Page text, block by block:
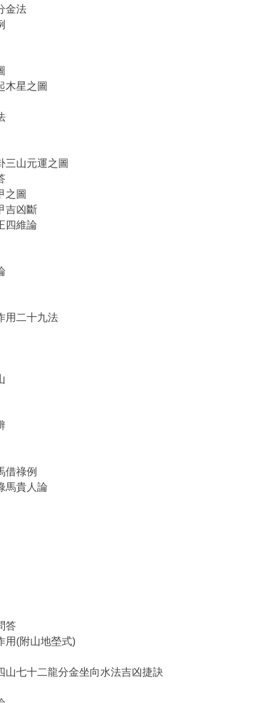
金法
木星之圖
三山元運之圖
之圖
吉凶斷
四維論
用二十九法
借祿例
馬貴人論
答
用(附山地塋式)
山七十二龍分金坐向水法吉凶捷訣